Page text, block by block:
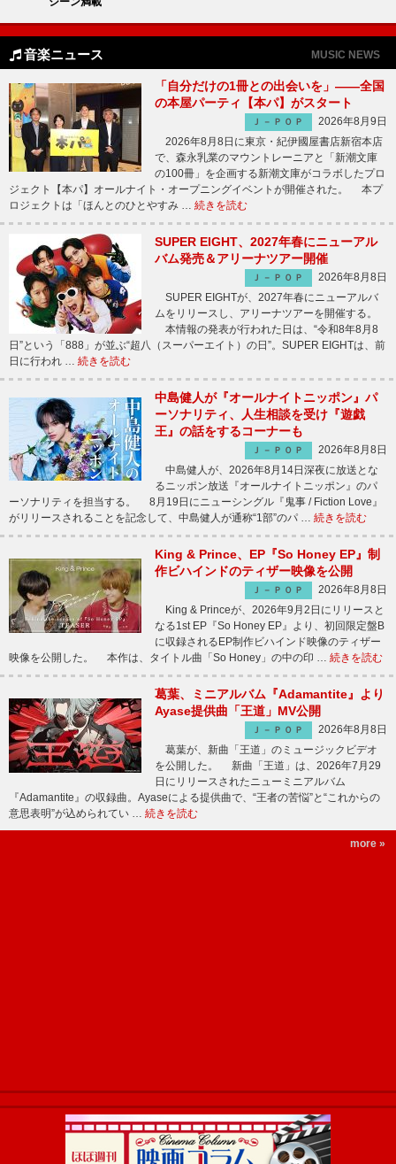
音楽ニュース MUSIC NEWS
「自分だけの1冊との出会いを」――全国
の本屋パーティ【本パ】がスタート
Ｊ－ＰＯＰ
2026年8月9日
2026年8月8日に東京・紀伊國屋書店新宿本店
で、森永乳業のマウントレーニアと「新潮文庫
の100冊」を企画する新潮文庫がコラボしたプロ
ジェクト【本パ】オールナイト・オープニングイベントが開催された。 本プ
ロジェクトは「ほんとのひとやすみ … 続きを読む
SUPER EIGHT、2027年春にニューアル
バム発売＆アリーナツアー開催
Ｊ－ＰＯＰ
2026年8月8日
SUPER EIGHTが、2027年春にニューアルバ
ムをリリースし、アリーナツアーを開催する。
本情報の発表が行われた日は、“令和8年8月8
日”という「888」が並ぶ“超八（スーパーエイト）の日”。SUPER EIGHTは、前
日に行われ … 続きを読む
中島健人が『オールナイトニッポン』パ
ーソナリティ、人生相談を受け『遊戯
王』の話をするコーナーも
Ｊ－ＰＯＰ
2026年8月8日
中島健人が、2026年8月14日深夜に放送とな
るニッポン放送『オールナイトニッポン』のパ
ーソナリティを担当する。 8月19日にニューシングル『鬼事 / Fiction Love』
がリリースされることを記念して、中島健人が通称“1部”のパ … 続きを読む
King & Prince、EP『So Honey EP』制
作ビハインドのティザー映像を公開
Ｊ－ＰＯＰ
2026年8月8日
King & Princeが、2026年9月2日にリリースと
なる1st EP『So Honey EP』より、初回限定盤B
に収録されるEP制作ビハインド映像のティザー
映像を公開した。 本作は、タイトル曲「So Honey」の中の印 … 続きを読む
葛葉、ミニアルバム『Adamantite』より
Ayase提供曲「王道」MV公開
Ｊ－ＰＯＰ
2026年8月8日
葛葉が、新曲「王道」のミュージックビデオ
を公開した。 新曲「王道」は、2026年7月29
日にリリースされたニューミニアルバム
『Adamantite』の収録曲。Ayaseによる提供曲で、“王者の苦悩”と“これからの
意思表明”が込められてい … 続きを読む
more »